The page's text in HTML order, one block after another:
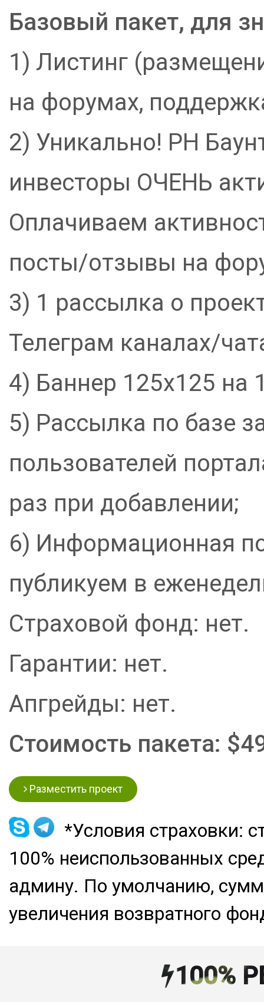
Базовый пакет, для
1) Листинг
на форумах,
2) Уникально! РН
инвесторы ОЧЕНЬ
Оплачиваем
посты/отзывы на
3) 1 рассылка о
Телеграм каналах/
4) Баннер 125х125 на
5) Рассылка по базе
пользователей
раз при добавлении;
6) Информационная
публикуем в
Страховой фонд: нет.
Гарантии: нет.
Апгрейды: нет.
Стоимость пакета:
Разместить проект
*Условия страховки:
100% неиспользованных
админу. По умолчанию,
увеличения возвратного
100%